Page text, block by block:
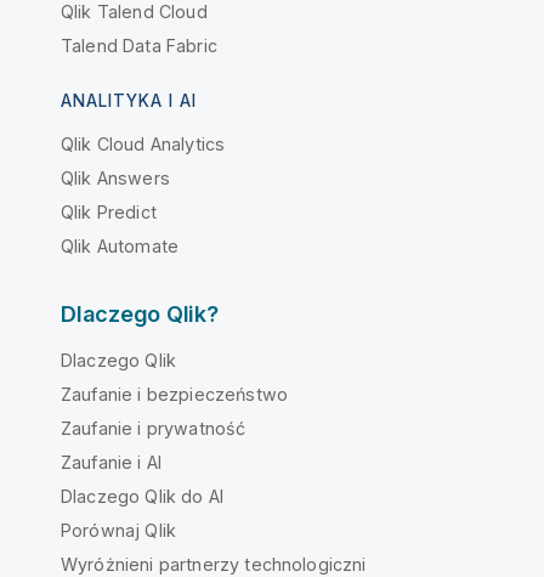
Qlik Talend Cloud
Talend Data Fabric
ANALITYKA I AI
Qlik Cloud Analytics
Qlik Answers
Qlik Predict
Qlik Automate
Dlaczego Qlik?
Dlaczego Qlik
Zaufanie i bezpieczeństwo
Zaufanie i prywatność
Zaufanie i AI
Dlaczego Qlik do AI
Porównaj Qlik
Wyróżnieni partnerzy technologiczni